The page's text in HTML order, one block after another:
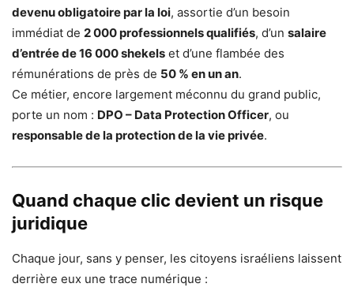
devenu obligatoire par la loi, assortie d’un besoin
immédiat de 2 000 professionnels qualifiés, d’un salaire
d’entrée de 16 000 shekels et d’une flambée des
rémunérations de près de 50 % en un an.
Ce métier, encore largement méconnu du grand public,
porte un nom : DPO – Data Protection Officer, ou
responsable de la protection de la vie privée.
Quand chaque clic devient un risque
juridique
Chaque jour, sans y penser, les citoyens israéliens laissent
derrière eux une trace numérique :